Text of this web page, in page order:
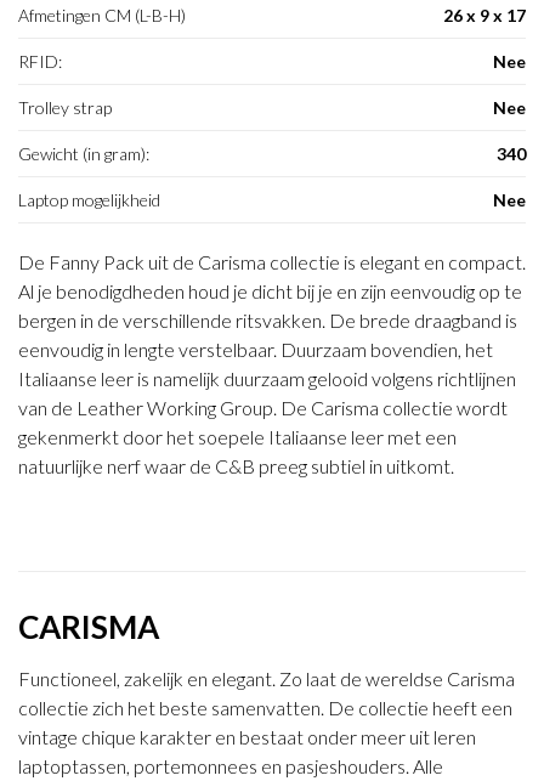
Afmetingen CM (L-B-H) 26 x 9 x 17
RFID: Nee
Trolley strap Nee
Gewicht (in gram): 340
Laptop mogelijkheid Nee
De Fanny Pack uit de Carisma collectie is elegant en compact.
Al je benodigdheden houd je dicht bij je en zijn eenvoudig op te
bergen in de verschillende ritsvakken. De brede draagband is
eenvoudig in lengte verstelbaar. Duurzaam bovendien, het
Italiaanse leer is namelijk duurzaam gelooid volgens richtlijnen
van de Leather Working Group. De Carisma collectie wordt
gekenmerkt door het soepele Italiaanse leer met een
natuurlijke nerf waar de C&B preeg subtiel in uitkomt.
CARISMA
Functioneel, zakelijk en elegant. Zo laat de wereldse Carisma
collectie zich het beste samenvatten. De collectie heeft een
vintage chique karakter en bestaat onder meer uit leren
laptoptassen, portemonnees en pasjeshouders. Alle